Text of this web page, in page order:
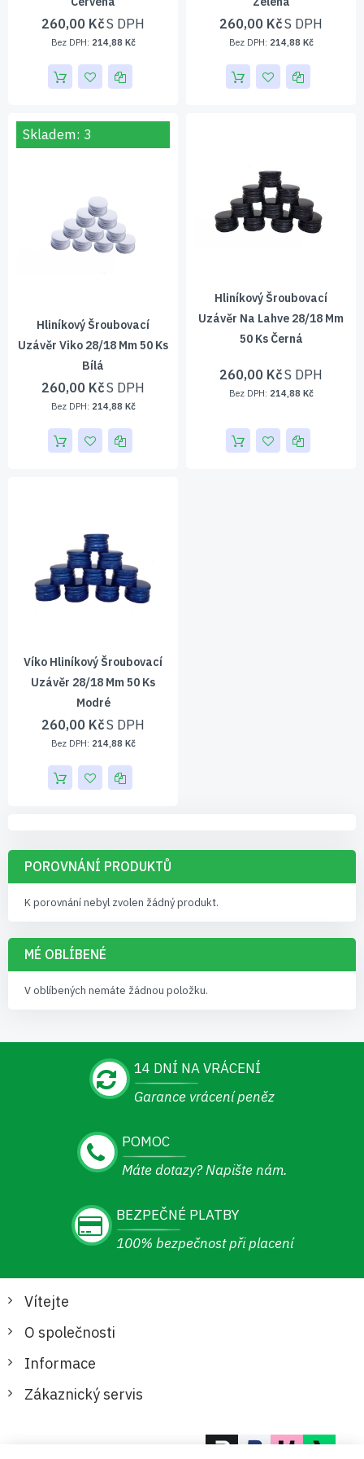
260,00 Kč
214,88 Kč
260,00 Kč
214,88 Kč
Skladem: 3
Hliníkový Šroubovací
Uzávěr Viko 28/18 Mm 50 Ks
Bílá
260,00 Kč
214,88 Kč
Hliníkový Šroubovací
Uzávěr Na Lahve 28/18 Mm
50 Ks Černá
260,00 Kč
214,88 Kč
Víko Hliníkový Šroubovací
Uzávěr 28/18 Mm 50 Ks
Modré
260,00 Kč
214,88 Kč
POROVNÁNÍ PRODUKTŮ
K porovnání nebyl zvolen žádný produkt.
MÉ OBLÍBENÉ
V oblíbených nemáte žádnou položku.
14 DNÍ NA VRÁCENÍ
Garance vrácení peněz
POMOC
Máte dotazy? Napište nám.
BEZPEČNÉ PLATBY
100% bezpečnost při placení
Vítejte
O společnosti
Informace
Zákaznický servis